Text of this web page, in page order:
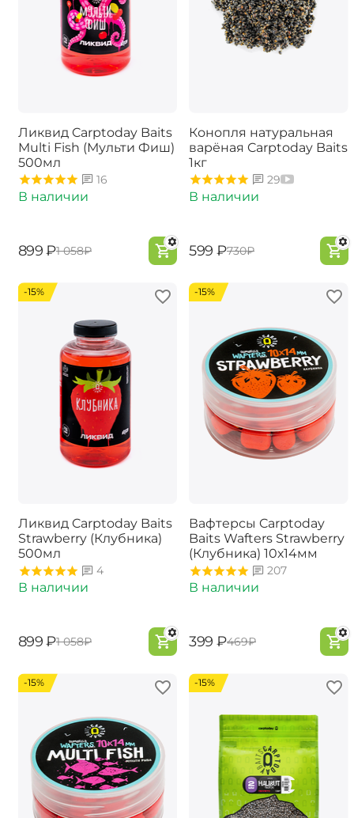
Ликвид Carptoday Baits
Multi Fish (Мульти Фиш)
500мл
16
В наличии
‍899‍ ₽‍1 058‍₽
Конопля натуральная
варёная Carptoday Baits
1кг
29
В наличии
‍599‍ ₽‍730‍₽
-15%
Ликвид Carptoday Baits
Strawberry (Клубника)
500мл
4
В наличии
‍899‍ ₽‍1 058‍₽
-15%
Вафтерсы Carptoday
Baits Wafters Strawberry
(Клубника) 10х14мм
207
В наличии
‍399‍ ₽‍469‍₽
-15% -15%